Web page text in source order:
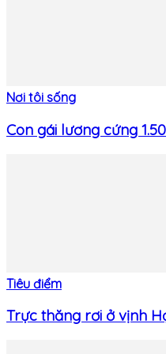
Nơi tôi sống
Con gái lương cứng
Tiêu điểm
Trực thăng rơi ở vịnh